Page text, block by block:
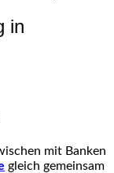
in
mit Banken
gleich gemeinsam